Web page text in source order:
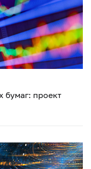
бумаг: проект